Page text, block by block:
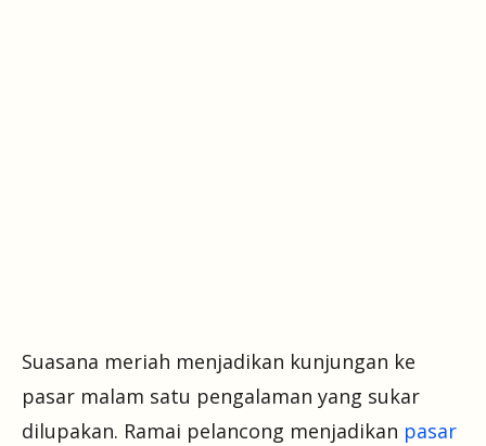
Suasana meriah menjadikan kunjungan ke
pasar malam satu pengalaman yang sukar
dilupakan. Ramai pelancong menjadikan pasar